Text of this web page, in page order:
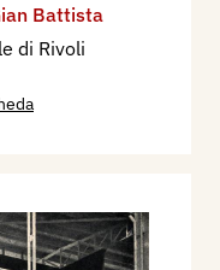
Battista
di Rivoli